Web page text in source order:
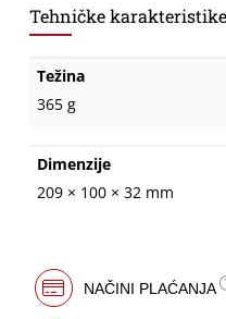
Tehničke karakteristike
Težina
365 g
Dimenzije
209 × 100 × 32 mm
NAČINI PLAĆANJA